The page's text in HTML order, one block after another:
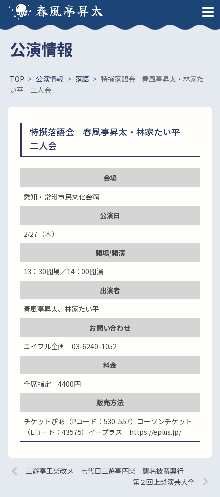
春風亭昇太
公演情報
TOP > 公演情報 > 落語 > 特撰落語会 春風亭昇太・林家た
い平 二人会
特撰落語会 春風亭昇太・林家たい平
二人会
会場
愛知・常滑市民文化会館
公演日
2/27（木）
開場/開演
13：30開場／14：00開演
出演者
春風亭昇太、林家たい平
お問い合わせ
エイフル企画 03-6240-1052
料金
全席指定 4400円
販売方法
チケットぴあ（Pコード：530-557）ローソンチケット
（Lコード：43575）イープラス https://eplus.jp/
三遊亭王楽改メ 七代目三遊亭円楽 襲名披露興行
第２回上越演芸大全